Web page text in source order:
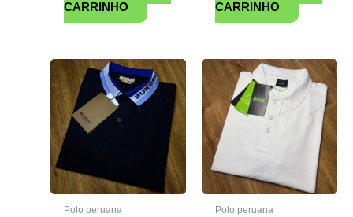
CARRINHO
CARRINHO
Polo peruana Polo peruana